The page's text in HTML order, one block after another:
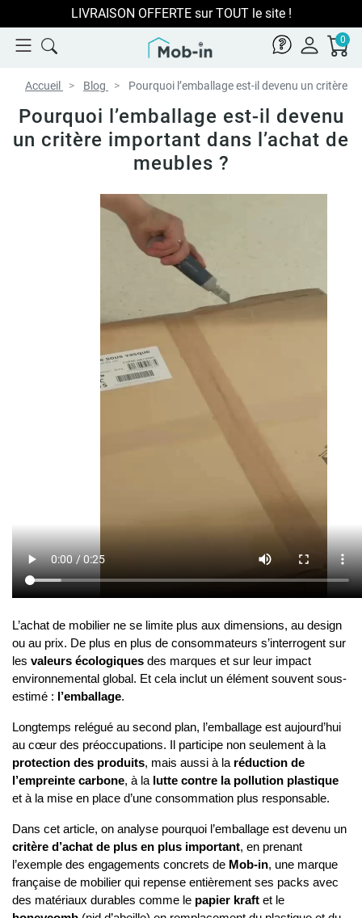
LIVRAISON OFFERTE sur TOUT le site !
0
Accueil Blog Pourquoi l’emballage est-il devenu un critère
Pourquoi l’emballage est-il devenu
un critère important dans l’achat de
meubles ?
L’achat de mobilier ne se limite plus aux dimensions, au design
ou au prix. De plus en plus de consommateurs s’interrogent sur
les valeurs écologiques des marques et sur leur impact
environnemental global. Et cela inclut un élément souvent sous-
estimé :
l’emballage.
Longtemps relégué au second plan, l’emballage est aujourd’hui
protection des produits, mais aussi à la réduction de
l’empreinte carbone, à la lutte contre la pollution plastique
et à la mise en place d’une consommation plus responsable.
critère d’achat de plus en plus important, en prenant
l’exemple des engagements concrets de Mob-in, une marque
française de mobilier qui repense entièrement ses packs avec
des matériaux durables comme le papier kraft